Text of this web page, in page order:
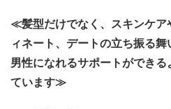
≪髪型だけでなく、スキンケア
ィネート、デートの立ち振る
男性になれるサポートができ
ています≫